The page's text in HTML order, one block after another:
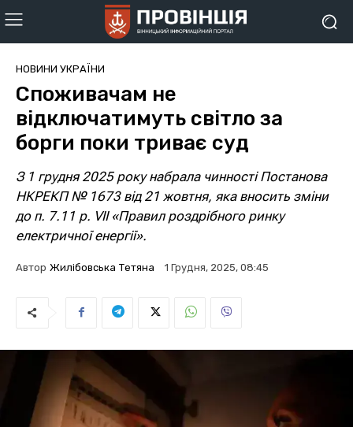
НОВИНИ УКРАЇНИ
Споживачам не
відключатимуть світло за
борги поки триває суд
З 1 грудня 2025 року набрала чинності Постанова
НКРЕКП № 1673 від 21 жовтня, яка вносить зміни
до п. 7.11 р. VII «Правил роздрібного ринку
електричної енергії».
Автор Жилібовська Тетяна 1 Грудня, 2025, 08:45